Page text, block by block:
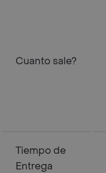
Cuanto sale?
Tiempo de
Entrega